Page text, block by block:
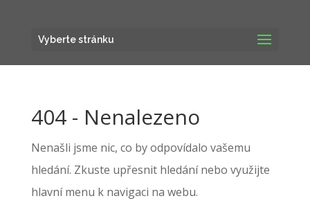
Vyberte stránku
404 - Nenalezeno
Nenašli jsme nic, co by odpovídalo vašemu
hledání. Zkuste upřesnit hledání nebo využijte
hlavní menu k navigaci na webu.